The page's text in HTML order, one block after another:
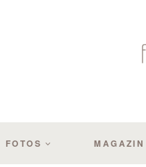
FOTOS MAGAZIN